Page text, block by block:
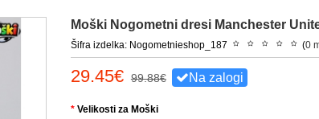
Moški Nogometni dresi Manchester
Šifra izdelka: Nogometnieshop_187 (0
29.45€ 99.88€ Na zalogi
Velikosti za Moški